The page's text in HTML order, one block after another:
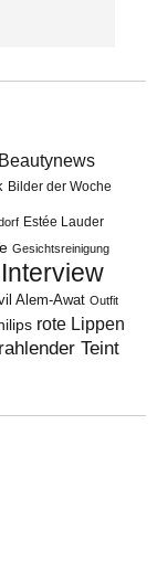
Beautynews
Bilder der Woche
Estée Lauder
Gesichtsreinigung
Interview
Alem-Awat Outfit
rote Lippen
Teint